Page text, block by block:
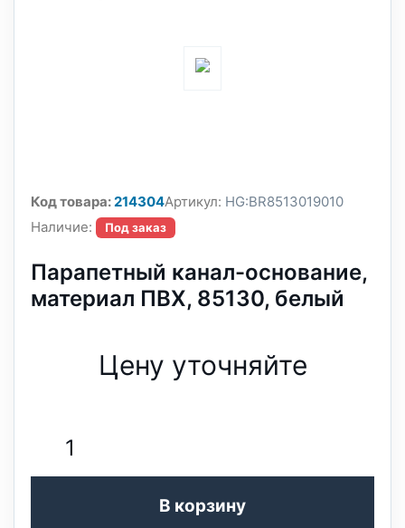
Код товара:214304Артикул: HG:BR8513019010
Наличие:
Под заказ
Парапетный канал-основание,
материал ПВХ, 85130, белый
Цену уточняйте
В корзину